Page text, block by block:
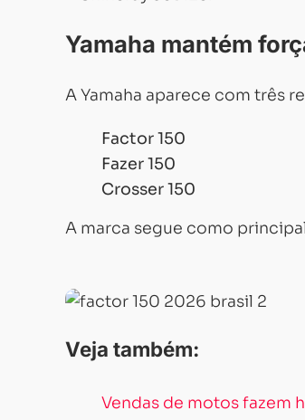
Yamaha mantém
A Yamaha aparece com três
Factor 150
Fazer 150
Crosser 150
A marca segue como
Veja também:
Vendas de motos fazem